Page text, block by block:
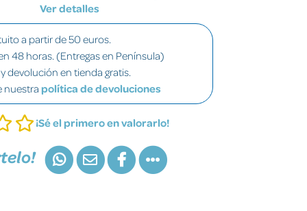
Ver detalles
a partir de 50 euros.
48 horas. (Entregas en Península)
devolución en tienda gratis.
nuestra política de devoluciones
¡Sé el primero en valorarlo!